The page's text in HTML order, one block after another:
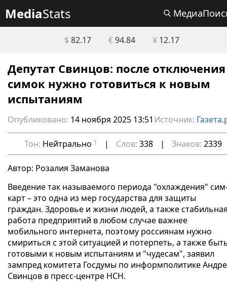
MediaStats
$ 82.17 €94.84 ¥12.17
Депутат Свинцов: после отключения
симок нужно готовиться к новым
испытаниям
Опубликовано: 14 ноября 2025 13:51 Источник:
Тон: Нейтрально 1 | Слов: 338 | Знаков: 2339
Автор: Розалия Заманова
Введение так называемого периода "охлаждения"
карт – это одна из мер государства для защиты
граждан. Здоровье и жизни людей, а также
работа предприятий в любом случае важнее
мобильного интернета, поэтому россиянам нужно
смириться с этой ситуацией и потерпеть, а также
готовыми к новым испытаниям и "чудесам", заявил
зампред комитета Госдумы по информполитике
Свинцов в пресс-центре НСН.